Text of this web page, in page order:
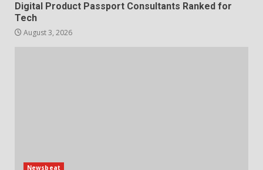
Digital Product Passport Consultants Ranked for
Tech
August 3, 2026
Newsbeat